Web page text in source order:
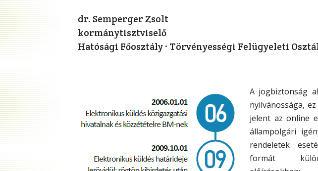
dr. Semperger Zsolt
kormánytisztviselő
Hatósági Főosztály · Törvényességi Felügyeleti
A jogbiztonság
nyilvánossága,
jelent az online
állampolgári
rendeletek
formát